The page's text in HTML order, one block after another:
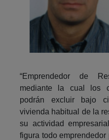
“Emprendedor de
mediante la cual los
podrán excluir bajo
vivienda habitual de la
su actividad
figura todo